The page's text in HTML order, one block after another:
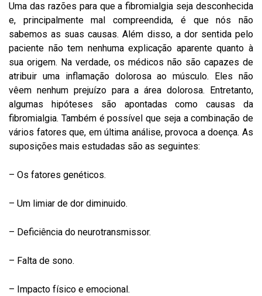
Uma das razões para que a fibromialgia seja desconhecida
e, principalmente mal compreendida, é que nós não
sabemos as suas causas. Além disso, a dor sentida pelo
paciente não tem nenhuma explicação aparente quanto à
sua origem. Na verdade, os médicos não são capazes de
atribuir uma inflamação dolorosa ao músculo. Eles não
vêem nenhum prejuízo para a área dolorosa. Entretanto,
algumas hipóteses são apontadas como causas da
fibromialgia. Também é possível que seja a combinação de
vários fatores que, em última análise, provoca a doença. As
suposições mais estudadas são as seguintes:
– Os fatores genéticos.
– Um limiar de dor diminuido.
– Deficiência do neurotransmissor.
– Falta de sono.
– Impacto físico e emocional.